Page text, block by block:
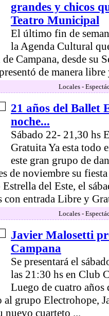
grandes y chicos
Teatro Municipal
El último fin de
la Agenda Cultural
Campana, desde su
de manera
Locales -
21 años del Ballet
noche...
Sábado 22- 21,30 hs
Gratuita Ya esta todo
este gran grupo de
de noviembre su
del Este, el
con entrada Libre y
Locales -
Javier Malosetti
Campana
Se presentará el
las 21:30 hs en Club
Luego de cuatro
grupo Electrohope,
nuevo cuarteto ...